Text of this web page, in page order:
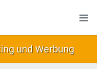
und Werbung